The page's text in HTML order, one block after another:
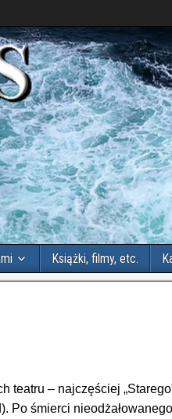
Książki, filmy, etc.
teatru – najczęściej
śmierci